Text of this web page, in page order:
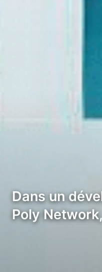
Dans un
Poly